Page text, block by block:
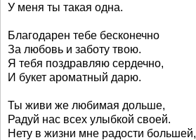
У меня ты такая одна.
Благодарен тебе бесконечно
За любовь и заботу твою.
Я тебя поздравляю сердечно,
И букет ароматный дарю.
Ты живи же любимая дольше,
Радуй нас всех улыбкой своей.
Нету в жизни мне радости большей,